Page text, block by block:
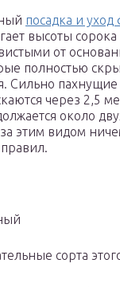
посадка и уход
высоты
от
полностью
Сильно
через 2,5
около
этим видом
сорта